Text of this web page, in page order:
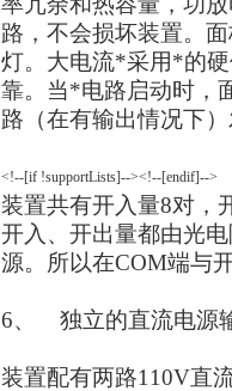
路，不会损坏装置。
灯。大电流*采用*的
靠。当*电路启动时，
路（在有输出情况下
<!--[if !supportLists]--><!--[endif]-->
装置共有开入量8对，
开入、开出量都由光
源。所以在COM端与
6、 独立的直流电源
装置配有两路110V直